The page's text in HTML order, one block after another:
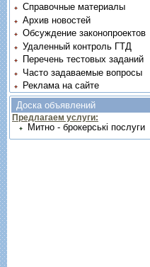
Справочные материалы
Архив новостей
Обсуждение законопроектов
Удаленный контроль ГТД
Перечень тестовых заданий
Часто задаваемые вопросы
Реклама на сайте
Доска объявлений
Предлагаем услуги:
Митно - брокерські послуги